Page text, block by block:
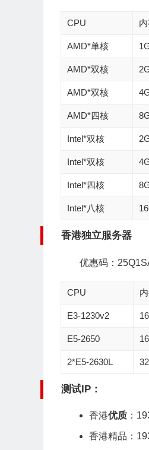
CPU
AMD*单核
AMD*双核
AMD*双核
AMD*四核
Intel*双核
Intel*双核
Intel*四核
Intel*八核
香港独立服务器
优惠码：
CPU
E3-1230v2
E5-2650
2*E5-2630L
测试IP：
香港优质 ：
香港精品：